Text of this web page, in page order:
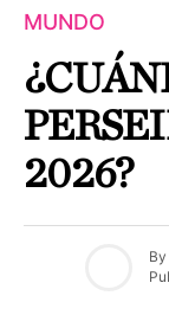
MUNDO
2026?
By